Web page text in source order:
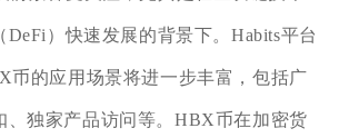
DeFi）快速发展的背景下。Habits平台
币的应用场景将进一步丰富，包括广
、独家产品访问等。HBX币在加密货